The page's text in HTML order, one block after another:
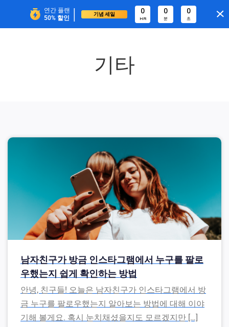
연간 플랜
50% 할인 | 기념 세일 0
HR
0
분
0
초
기타
남자친구가 방금 인스타그램에서 누구를 팔로
우했는지 쉽게 확인하는 방법
안녕, 친구들! 오늘은 남자친구가 인스타그램에서 방
금 누구를 팔로우했는지 알아보는 방법에 대해 이야
기해 볼게요. 혹시 눈치채셨을지도 모르겠지만 […]